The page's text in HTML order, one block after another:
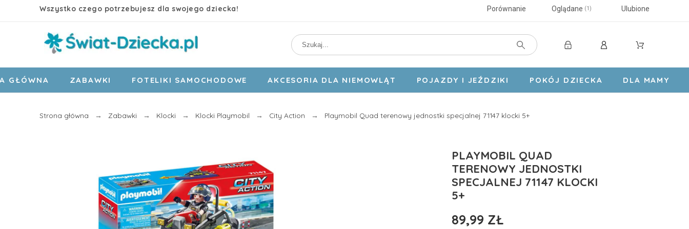
Wszystko czego potrzebujesz dla swojego dziecka! Porównanie Oglądane 1 Ulubione
GŁÓWNA ZABAWKI FOTELIKI SAMOCHODOWE AKCESORIA DLA NIEMOWLĄT POJAZDY I JEŹDZIKI POKÓJ DZIECKA DLA MAMY
Strona główna Zabawki Klocki Klocki Playmobil City Action Playmobil Quad terenowy jednostki specjalnej 71147 klocki 5+
PLAYMOBIL QUAD
TERENOWY JEDNOSTKI
SPECJALNEJ 71147 KLOCKI
5+
89,99 ZŁ